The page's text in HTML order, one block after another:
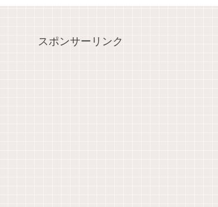
スポンサーリンク